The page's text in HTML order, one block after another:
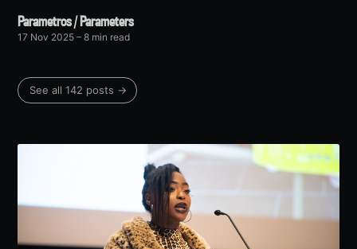
Parametros / Parameters
17 Nov 2025 – 8 min read
See all 142 posts →